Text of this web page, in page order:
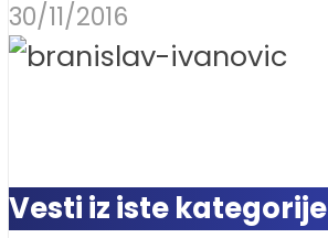
30/11/2016
Vesti iz iste kategorije